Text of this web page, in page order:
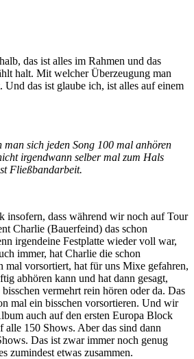
das ist alles im Rahmen und das
halt. Mit welcher Überzeugung man
Und das ist glaube ich, ist alles auf einem
man sich jeden Song 100 mal anhören
irgendwann selber mal zum Hals
Fließbandarbeit.
insofern, dass während wir noch auf Tour
Charlie (Bauerfeind) das schon
irgendeine Festplatte wieder voll war,
immer, hat Charlie die schon
mal vorsortiert, hat für uns Mixe gefahren,
abhören kann und hat dann gesagt,
vermehrt rein hören oder da. Das
mal ein bisschen vorsortieren. Und wir
auch auf den ersten Europa Block
alle 150 Shows. Aber das sind dann
Das ist zwar immer noch genug
zumindest etwas zusammen.